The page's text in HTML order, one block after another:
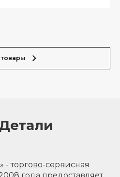
товары
торгово-сервисная